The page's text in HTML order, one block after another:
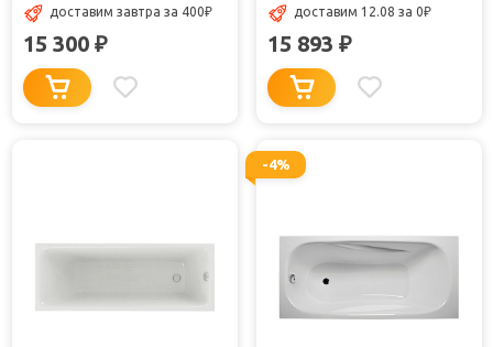
доставим завтра за 400₽
15 300 ₽
доставим 12.08 за 0₽
15 893 ₽
-4%